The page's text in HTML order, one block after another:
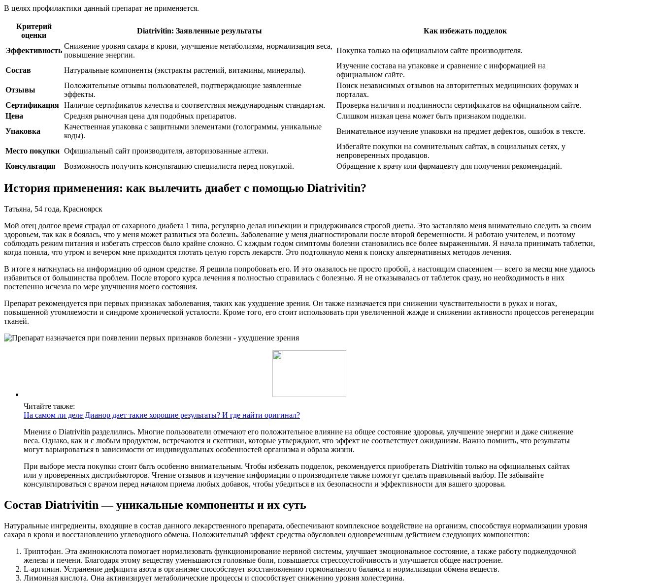
В целях профилактики данный препарат не применяется.
Критерий
оценки
Diatrivitin: Заявленные результаты Как избежать подделок
Эффективность
Снижение уровня сахара в крови, улучшение метаболизма, нормализация веса,
повышение энергии.
Покупка только на официальном сайте производителя.
Состав Натуральные компоненты (экстракты растений, витамины, минералы).
Изучение состава на упаковке и сравнение с информацией на
официальном сайте.
Отзывы
Положительные отзывы пользователей, подтверждающие заявленные
эффекты.
Поиск независимых отзывов на авторитетных медицинских форумах и
порталах.
Сертификация Наличие сертификатов качества и соответствия международным стандартам.
Проверка наличия и подлинности сертификатов на официальном сайте.
Цена
Средняя рыночная цена для подобных препаратов.
Слишком низкая цена может быть признаком подделки.
Упаковка
Качественная упаковка с защитными элементами (голограммы, уникальные
коды).
Внимательное изучение упаковки на предмет дефектов, ошибок в тексте.
Место покупки Официальный сайт производителя, авторизованные аптеки.
Избегайте покупки на сомнительных сайтах, в социальных сетях, у
непроверенных продавцов.
Консультация
Возможность получить консультацию специалиста перед покупкой. Обращение к врачу или фармацевту для получения рекомендаций.
История применения: как вылечить диабет с помощью Diatrivitin?
Татьяна, 54 года, Красноярск
Мой отец долгое время страдал от сахарного диабета 1 типа, регулярно делал инъекции и придерживался строгой диеты. Это заставляло меня внимательно следить за своим
здоровьем, так как я боялась, что у меня может развиться эта болезнь. Заболевание у меня диагностировали после второй беременности. Я работаю учителем, и поэтому
соблюдать режим питания и избегать стрессов было крайне сложно. С каждым годом симптомы болезни становились все более выраженными. Я начала принимать таблетки,
когда поняла, что утром и вечером мне приходится глотать целую горсть лекарств. Это подтолкнуло меня к поиску альтернативных методов лечения.
В итоге я наткнулась на информацию об одном средстве. Я решила попробовать его. И это оказалось не просто пробой, а настоящим спасением — всего за месяц мне удалось
избавиться от большинства проблем. После второго курса лечения я полностью справилась с болезнью. Я не отказывалась от таблеток сразу, но необходимость в них
постепенно исчезла по мере улучшения моего состояния.
Препарат рекомендуется при первых признаках заболевания, таких как ухудшение зрения. Он также назначается при снижении чувствительности в руках и ногах,
повышенной утомляемости и синдроме хронической усталости. Кроме того, его стоит использовать при увеличенной жажде и снижении активности процессов регенерации
тканей.
Читайте также:
На самом ли деле Дианор дает такие хорошие результаты? И где найти оригинал?
Мнения о Diatrivitin разделились. Многие пользователи отмечают его положительное влияние на общее состояние здоровья, улучшение энергии и даже снижение
веса. Однако, как и с любым продуктом, встречаются и скептики, которые утверждают, что эффект не соответствует ожиданиям. Важно помнить, что результаты
могут варьироваться в зависимости от индивидуальных особенностей организма и образа жизни.
При выборе места покупки стоит быть особенно внимательным. Чтобы избежать подделок, рекомендуется приобретать Diatrivitin только на официальных сайтах
или у проверенных дистрибьюторов. Чтение отзывов и изучение информации о производителе также помогут сделать правильный выбор. Не забывайте
консультироваться с врачом перед началом приема любых добавок, чтобы убедиться в их безопасности и эффективности для вашего здоровья.
Состав Diatrivitin — уникальные компоненты и их суть
Натуральные ингредиенты, входящие в состав данного лекарственного препарата, обеспечивают комплексное воздействие на организм, способствуя нормализации уровня
сахара в крови и восстановлению углеводного обмена. Положительный эффект средства обусловлен одновременным действием следующих компонентов:
Триптофан. Эта аминокислота помогает нормализовать функционирование нервной системы, улучшает эмоциональное состояние, а также работу поджелудочной
железы и печени. Благодаря этому веществу уменьшаются головные боли, повышается стрессоустойчивость и улучшается общее настроение.
L-аргинин. Устранение дефицита азота в организме способствует восстановлению гормонального баланса и нормализации обмена веществ.
Лимонная кислота. Она активизирует метаболические процессы и способствует снижению уровня холестерина.